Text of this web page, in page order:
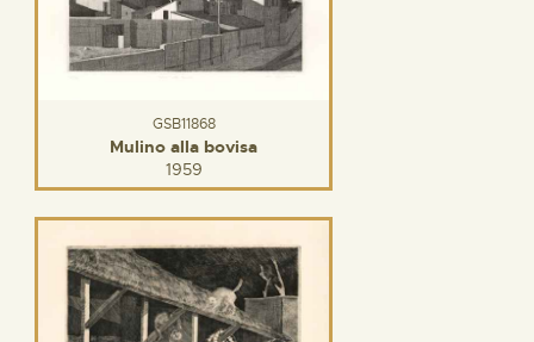
GSB11868
Mulino alla bovisa
1959